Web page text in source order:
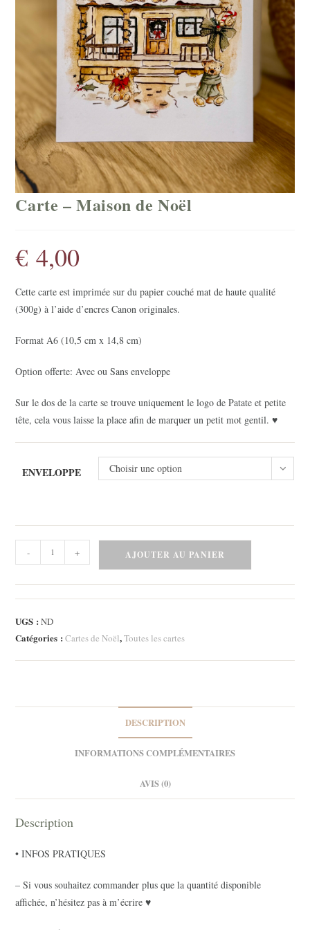
Carte – Maison de Noël
€ 4,00
Cette carte est imprimée sur du papier couché mat de haute qualité
(300g) à l’aide d’encres Canon originales.
Format A6 (10,5 cm x 14,8 cm)
Option offerte: Avec ou Sans enveloppe
Sur le dos de la carte se trouve uniquement le logo de Patate et petite
tête, cela vous laisse la place afin de marquer un petit mot gentil. ♥
ENVELOPPE Choisir une option
de
Carte
-
Maison
de
- + AJOUTER AU PANIER
UGS :ND
Catégories :Cartes de Noël,Toutes les cartes
DESCRIPTION
INFORMATIONS COMPLÉMENTAIRES
AVIS (0)
Description
• INFOS PRATIQUES
– Si vous souhaitez commander plus que la quantité disponible
affichée, n’hésitez pas à m’écrire ♥